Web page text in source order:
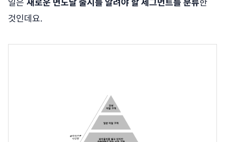
일은 새로운 면도날 출시를 알려야 할 세그먼트를 분류한
것인데요.